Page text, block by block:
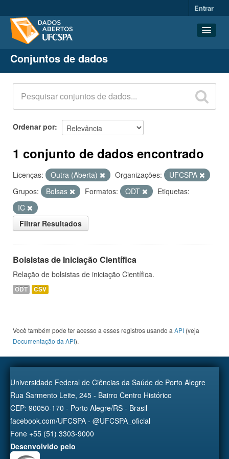
Entrar
Conjuntos de dados
Organizações
Grupos
Sobre
Conjuntos de dados
Ordenar por
1 conjunto de dados encontrado
Licenças: Outra (Aberta) Organizações:
UFCSPA
Grupos:
Bolsas Formatos: ODT
Etiquetas:
IC
Filtrar Resultados
Bolsistas de Iniciação Científica
Relação de bolsistas de iniciação Científica.
ODT CSV
Você também pode ter acesso a esses registros usando a API (veja
Documentação da API).
Universidade Federal de Ciências da Saúde de Porto Alegre
Rua Sarmento Leite, 245 - Bairro Centro Histórico
CEP: 90050-170 - Porto Alegre/RS - Brasil
facebook.com/UFCSPA - @UFCSPA_oficial
Fone +55 (51) 3303-9000
Desenvolvido pelo